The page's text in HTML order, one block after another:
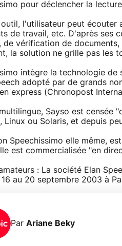
pour déclencher la
l'utilisateur peut écouter
de travail, etc. D'après ses
de vérification de
la solution ne grille pas les
intègre la technologie
adopté par de grands
express (Chronopost
Sayso est censée
Linux ou Solaris, et depuis
Speechissimo elle même,
est commercialisée "en
: La société Elan
16 au 20 septembre 2003 à
Par Ariane Beky